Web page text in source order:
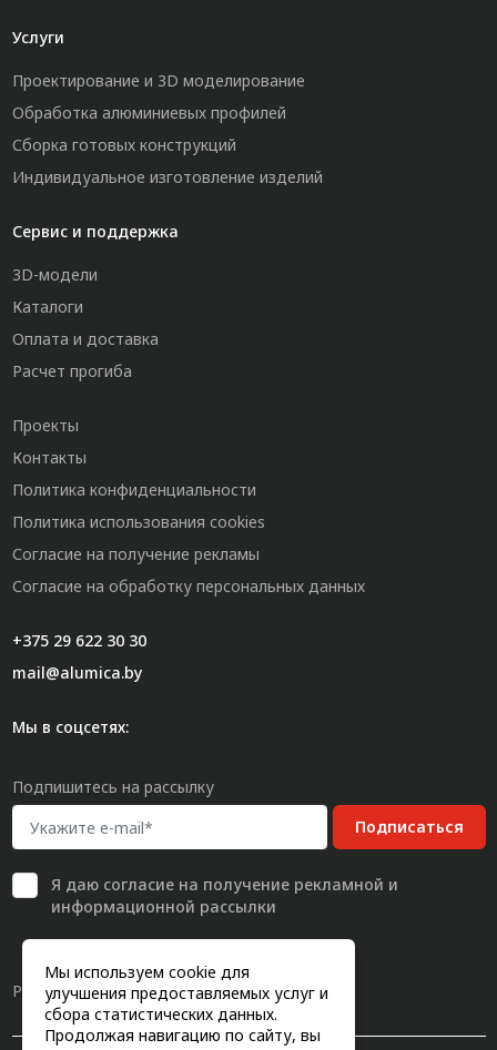
Мы используем cookie для
улучшения предоставляемых услуг и
сбора статистических данных.
Продолжая навигацию по сайту, вы
Услуги
Проектирование и 3D моделирование
Обработка алюминиевых профилей
Сборка готовых конструкций
Индивидуальное изготовление изделий
Сервис и поддержка
3D-модели
Каталоги
Оплата и доставка
Расчет прогиба
Проекты
Контакты
Политика конфиденциальности
Политика использования cookies
Согласие на получение рекламы
Согласие на обработку персональных данных
+375 29 622 30 30
mail@alumica.by
Мы в соцсетях:
Подпишитесь на рассылку
Подписаться
Я даю согласиена получение рекламной и
информационной рассылки
Разработка сайта